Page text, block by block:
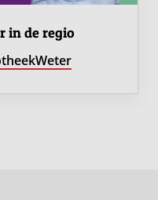
in de regio